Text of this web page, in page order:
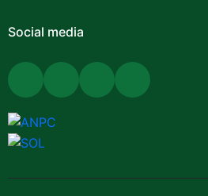
Social media